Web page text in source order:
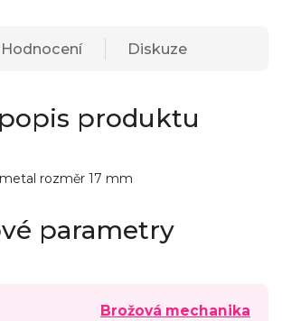
Hodnocení Diskuze
produktu
rozměr 17 mm
parametry
Brožová mechanika